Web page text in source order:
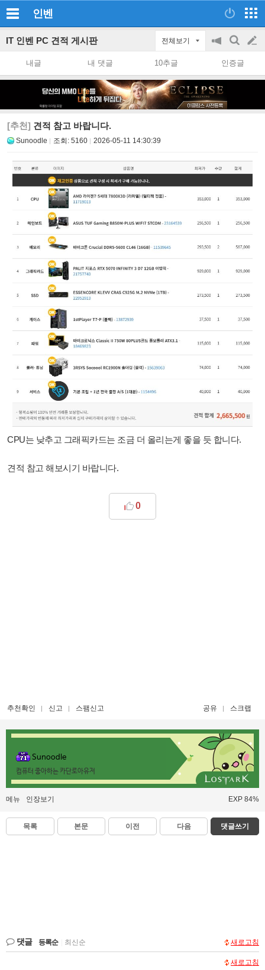
인벤
IT 인벤 PC 견적 게시판 전체보기
공
on/off
검
색
글
쓰
내글 내 댓글 10추글 인증글
[추천] 견적 참고 바랍니다.
Sunoodle 조회: 5160 2026-05-11 14:30:39
CPU는 낮추고 그래픽카드는 조금 더 올리는게 좋을 듯 합니다.
견적 참고 해보시기 바랍니다.
0
추천확인 신고 스팸신고 공유 스크랩
Sunoodle
컴퓨터 좋아하는 카단로아유저
메뉴 인장보기 EXP 84%
목록 본문 이전 다음 댓글쓰기
댓글 등록순 최신순 새로고침
새로고침